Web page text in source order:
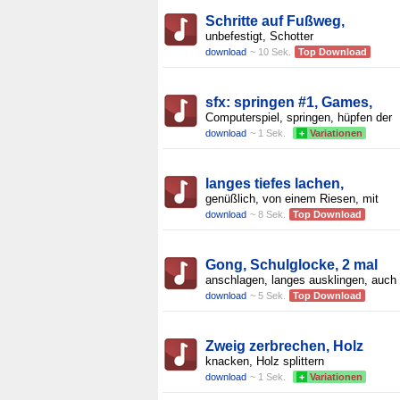
Schritte auf Fußweg,
unbefestigt, Schotter
download ~ 10 Sek. Top Download
sfx: springen #1, Games,
Computerspiel, springen, hüpfen der
download ~ 1 Sek. + Variationen
langes tiefes lachen,
genüßlich, von einem Riesen, mit
download ~ 8 Sek. Top Download
Gong, Schulglocke, 2 mal
anschlagen, langes ausklingen, auch
download ~ 5 Sek. Top Download
Zweig zerbrechen, Holz
knacken, Holz splittern
download ~ 1 Sek. + Variationen